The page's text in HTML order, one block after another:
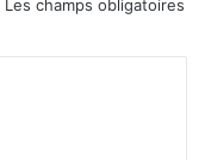
Les champs obligatoires